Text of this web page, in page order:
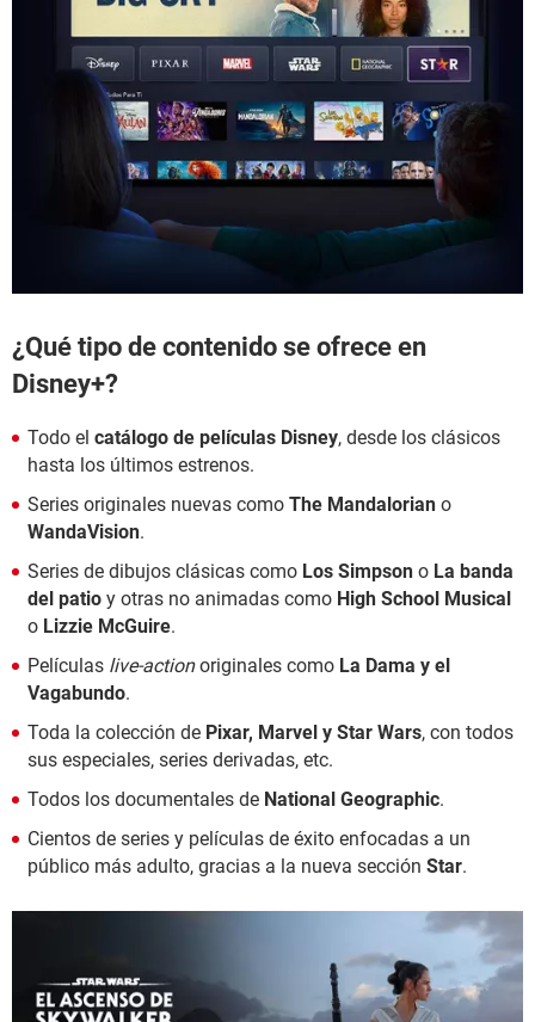
¿Qué tipo de contenido se ofrece en
Disney+?
Todo el catálogo de películas Disney, desde los clásicos
hasta los últimos estrenos.
Series originales nuevas como The Mandalorian o
WandaVision.
Series de dibujos clásicas como Los Simpson o La banda
del patio y otras no animadas como High School Musical
o Lizzie McGuire.
Películas live-actionoriginales como La Dama y el
Vagabundo.
Toda la colección de Pixar, Marvel y Star Wars, con todos
sus especiales, series derivadas, etc.
Todos los documentales de National Geographic.
Cientos de series y películas de éxito enfocadas a un
público más adulto, gracias a la nueva sección Star.